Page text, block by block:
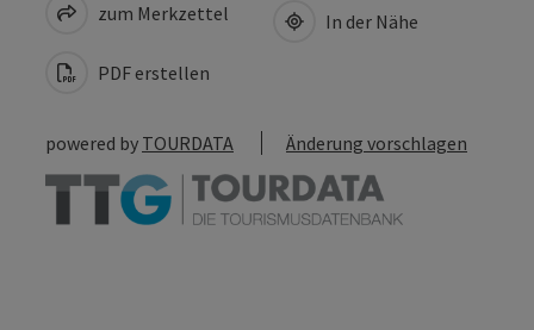
zum Merkzettel
PDF erstellen
In der Nähe
powered by TOURDATA Änderung vorschlagen